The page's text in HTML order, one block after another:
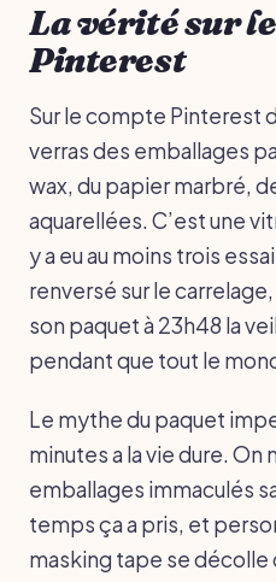
La vérité sur
Pinterest
Sur le compte Pinterest
verras des emballages
wax, du papier marbré,
aquarellées. C’est une
y a eu au moins trois
renversé sur le
son paquet à 23h48 la
pendant que tout le
Le mythe du paquet
minutes a la vie dure. On
emballages immaculés
temps ça a pris, et
masking tape se décolle